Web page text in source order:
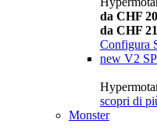
da CHF
da CHF
Configura
new V2
scopri di
Monster